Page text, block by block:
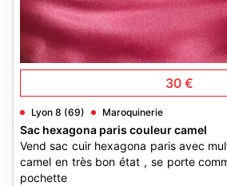
30 €
Lyon 8 (69) Maroquinerie
Sac hexagona paris couleur camel
Vend sac cuir hexagona paris avec
camel en très bon état , se porte
pochette